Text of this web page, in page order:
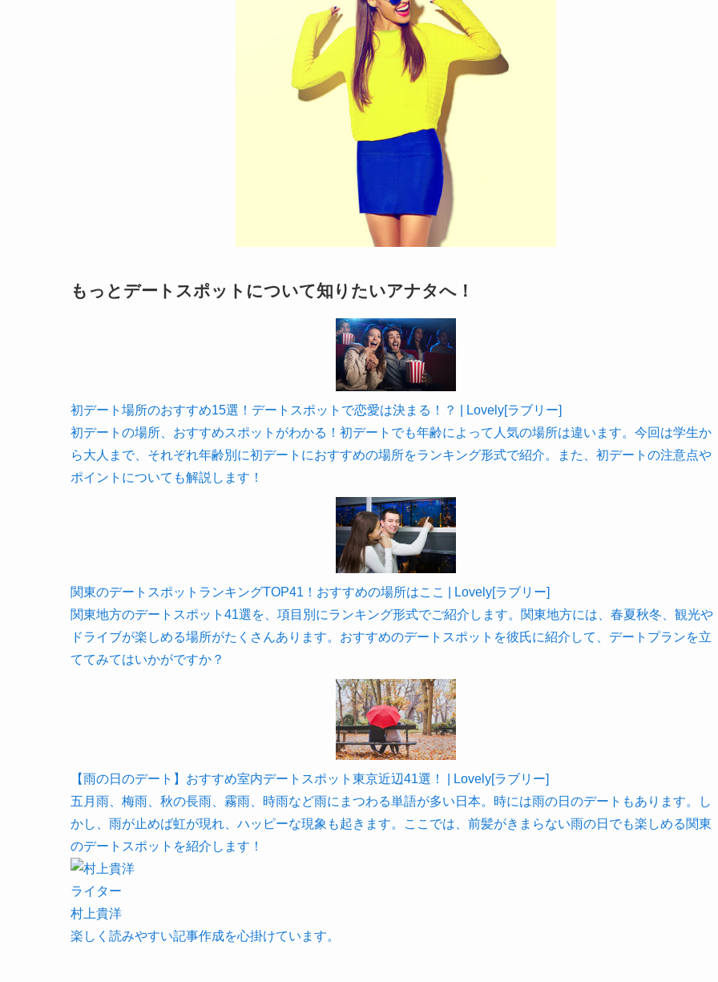
もっとデートスポットについて知りたいアナタへ！
初デート場所のおすすめ15選！デートスポットで恋愛は決まる！？ | Lovely[ラブリー]
初デートの場所、おすすめスポットがわかる！初デートでも年齢によって人気の場所は違います。今回は学生か
ら大人まで、それぞれ年齢別に初デートにおすすめの場所をランキング形式で紹介。また、初デートの注意点や
ポイントについても解説します！
関東のデートスポットランキングTOP41！おすすめの場所はここ | Lovely[ラブリー]
関東地方のデートスポット41選を、項目別にランキング形式でご紹介します。関東地方には、春夏秋冬、観光や
ドライブが楽しめる場所がたくさんあります。おすすめのデートスポットを彼氏に紹介して、デートプランを立
ててみてはいかがですか？
【雨の日のデート】おすすめ室内デートスポット東京近辺41選！ | Lovely[ラブリー]
五月雨、梅雨、秋の長雨、霧雨、時雨など雨にまつわる単語が多い日本。時には雨の日のデートもあります。し
かし、雨が止めば虹が現れ、ハッピーな現象も起きます。ここでは、前髪がきまらない雨の日でも楽しめる関東
のデートスポットを紹介します！
ライター
村上貴洋
楽しく読みやすい記事作成を心掛けています。